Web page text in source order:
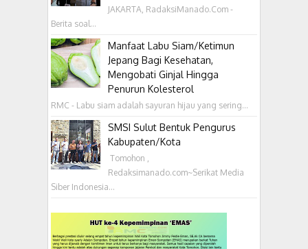
JAKARTA, RadaksiManado.Com -
Berita soal...
Manfaat Labu Siam/Ketimun
Jepang Bagi Kesehatan,
Mengobati Ginjal Hingga
Penurun Kolesterol
RMC - Labu siam adalah sayuran hijau yang sering...
SMSI Sulut Bentuk Pengurus
Kabupaten/Kota
‎ Tomohon ,
Redaksimanado.com~Serikat Media
Siber Indonesia...